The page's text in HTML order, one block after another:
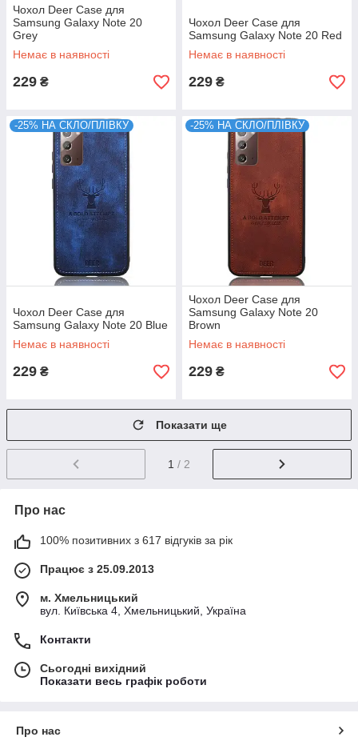
Чохол Deer Case для
Samsung Galaxy Note 20
Grey
Немає в наявності
229 ₴
Чохол Deer Case для
Samsung Galaxy Note 20 Red
Немає в наявності
229 ₴
-25% НА СКЛО/ПЛІВКУ
Чохол Deer Case для
Samsung Galaxy Note 20 Blue
Немає в наявності
229 ₴
-25% НА СКЛО/ПЛІВКУ
Чохол Deer Case для
Samsung Galaxy Note 20
Brown
Немає в наявності
229 ₴
Показати ще
1 / 2
Про нас
100% позитивних з 617 відгуків за рік
Працює з 25.09.2013
м. Хмельницький
вул. Київська 4, Хмельницький, Україна
Контакти
Сьогодні вихідний
Показати весь графік роботи
Про нас